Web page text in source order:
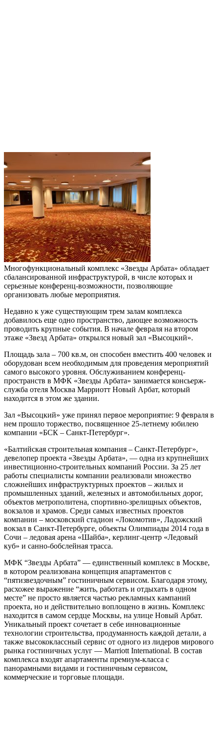
Многофункциональный комплекс «Звезды Арбата» обладает
сбалансированной инфраструктурой, в числе которых и
серьезные конференц-возможности, позволяющие
организовать любые мероприятия.
Недавно к уже существующим трем залам комплекса
добавилось еще одно пространство, дающее возможность
проводить крупные события. В начале февраля на втором
этаже «Звезд Арбата» открылся новый зал «Высоцкий».
Площадь зала – 700 кв.м, он способен вместить 400 человек и
оборудован всем необходимым для проведения мероприятий
самого высокого уровня. Обслуживанием конференц-
пространств в МФК «Звезды Арбата» занимается консьерж-
служба отеля Москва Марриотт Новый Арбат, который
находится в этом же здании.
Зал «Высоцкий» уже принял первое мероприятие: 9 февраля в
нем прошло торжество, посвященное 25-летнему юбилею
компании «БСК – Санкт-Петербург».
«Балтийская строительная компания – Санкт-Петербург»,
девелопер проекта «Звезды Арбата», — одна из крупнейших
инвестиционно-строительных компаний России. За 25 лет
работы специалисты компании реализовали множество
сложнейших инфраструктурных проектов – жилых и
промышленных зданий, железных и автомобильных дорог,
объектов метрополитена, спортивно-зрелищных объектов,
вокзалов и храмов. Среди самых известных проектов
компании – московский стадион «Локомотив», Ладожский
вокзал в Санкт-Петербурге, объекты Олимпиады 2014 года в
Сочи – ледовая арена «Шайба», керлинг-центр «Ледовый
куб» и санно-бобслейная трасса.
МФК “Звезды Арбата” — единственный комплекс в Москве,
в котором реализована концепция апартаментов с
“пятизвездочным” гостиничным сервисом. Благодаря этому,
расхожее выражение “жить, работать и отдыхать в одном
месте” не просто является частью рекламных кампаний
проекта, но и действительно воплощено в жизнь. Комплекс
находится в самом сердце Москвы, на улице Новый Арбат.
Уникальный проект сочетает в себе инновационные
технологии строительства, продуманность каждой детали, а
также высококлассный сервис от одного из лидеров мирового
рынка гостиничных услуг — Marriott International. В состав
комплекса входят апартаменты премиум-класса с
панорамными видами и гостиничным сервисом,
коммерческие и торговые площади.